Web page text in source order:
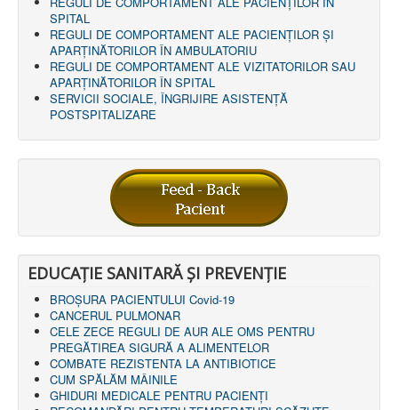
SPITAL
REGULI DE COMPORTAMENT ALE PACIENȚILOR ȘI
APARȚINĂTORILOR ÎN AMBULATORIU
REGULI DE COMPORTAMENT ALE VIZITATORILOR SAU
APARȚINĂTORILOR ÎN SPITAL
SERVICII SOCIALE, ÎNGRIJIRE ASISTENŢĂ
POSTSPITALIZARE
EDUCAȚIE SANITARĂ ȘI PREVENȚIE
BROȘURA PACIENTULUI Covid-19
CANCERUL PULMONAR
CELE ZECE REGULI DE AUR ALE OMS PENTRU
PREGĂTIREA SIGURĂ A ALIMENTELOR
COMBATE REZISTENTA LA ANTIBIOTICE
CUM SPĂLĂM MÂINILE
GHIDURI MEDICALE PENTRU PACIENȚI